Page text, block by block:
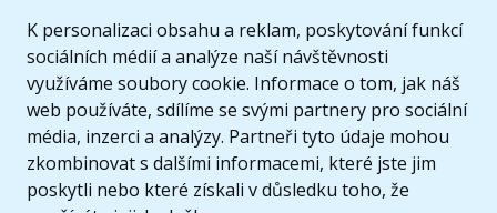
K personalizaci obsahu a reklam, poskytování funkcí
sociálních médií a analýze naší návštěvnosti
využíváme soubory cookie. Informace o tom, jak náš
web používáte, sdílíme se svými partnery pro sociální
média, inzerci a analýzy. Partneři tyto údaje mohou
zkombinovat s dalšími informacemi, které jste jim
poskytli nebo které získali v důsledku toho, že